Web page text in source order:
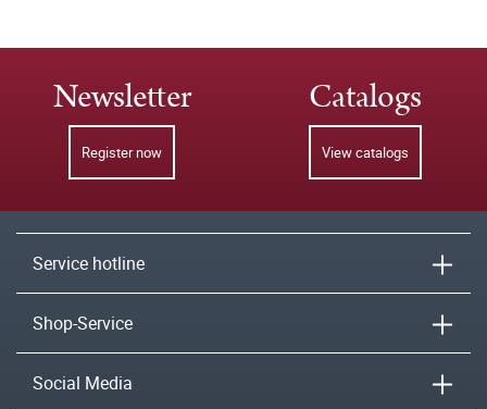
Newsletter
Register now
Catalogs
View catalogs
Service hotline
Shop-Service
Social Media